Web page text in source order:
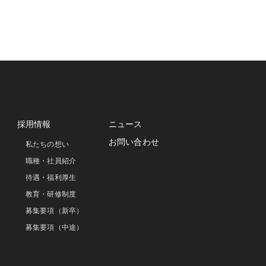
採用情報
私たちの想い
職種・社員紹介
待遇・福利厚生
教育・研修制度
募集要項（新卒）
募集要項（中途）
ニュース
お問い合わせ